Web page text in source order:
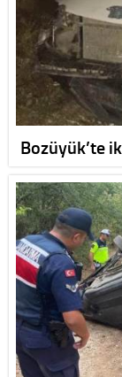
Bozüyük’te